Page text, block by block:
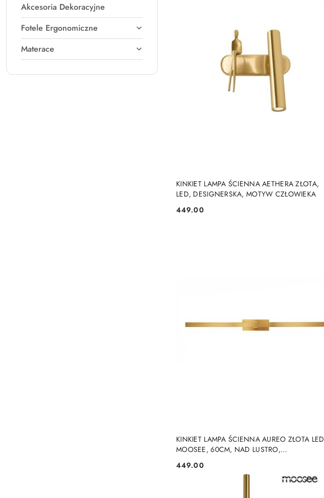
Akcesoria Dekoracyjne
Fotele Ergonomiczne
Materace
KINKIET LAMPA ŚCIENNA AETHERA ZŁOTA,
LED, DESIGNERSKA, MOTYW CZŁOWIEKA
Cena:
449.00
DO KOSZYKA
KINKIET LAMPA ŚCIENNA AUREO ZŁOTA LED
MOOSEE, 60CM, NAD LUSTRO,
Cena:
449.00
DO KOSZYKA